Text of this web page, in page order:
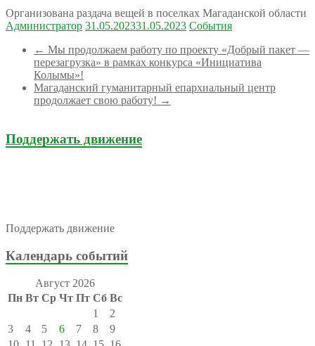
Организована раздача вещей в поселках Магаданской области
Администратор 31.05.202331.05.2023 События
← Мы продолжаем работу по проекту «Добрый пакет —
перезагрузка» в рамках конкурса «Инициатива
Колымы»!
Магаданский гуманитарный епархиальный центр
продолжает свою работу! →
Поддержать движение
Поддержать движение
Календарь событий
Август 2026
Пн Вт Ср Чт Пт Сб Вс
1
2
3
4 5 6 7 8
9